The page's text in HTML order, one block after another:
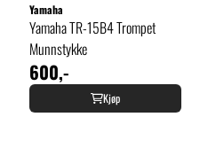
Yamaha
Yamaha TR-15B4 Trompet
Munnstykke
600,-
Kjøp